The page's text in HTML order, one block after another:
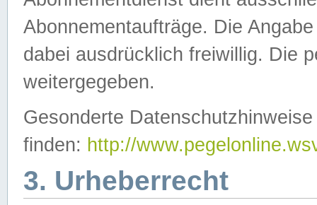
Abonnementaufträge. Die
dabei ausdrücklich freiwillig. Die
weitergegeben.
Gesonderte
finden: http://
3. Urheberrecht